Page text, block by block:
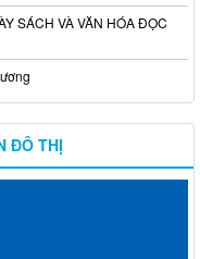
SÁCH VÀ VĂN HÓA ĐỌC
ĐÔ THỊ